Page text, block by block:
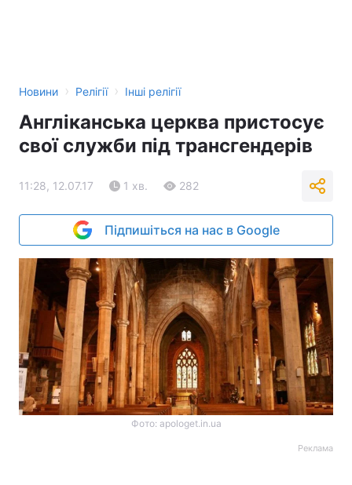
Новини › Релігії › Інші релігії
Англіканська церква пристосує
свої служби під трансгендерів
11:28, 12.07.17 1 хв. 282
Підпишіться на нас в Google
Фото: apologet.in.ua
Реклама